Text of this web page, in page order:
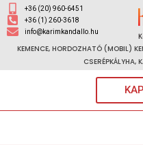
+36 (20) 960-6451
+36 (1) 260-3618
info@karimkandallo.hu
KEMENCE, HORDOZHATÓ (MOBIL)